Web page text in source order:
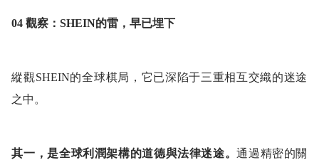
04 觀察：SHEIN的雷，早已埋下
縱觀SHEIN的全球棋局，它已深陷于三重相互交織的迷途
之中。
其一，是全球利潤架構的道德與法律迷途。通過精密的關